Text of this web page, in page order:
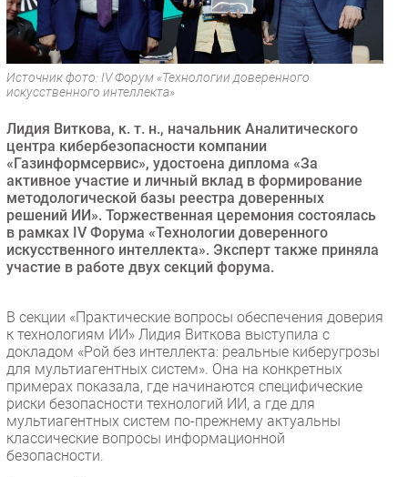
Web
Безопасность
Инновации
CIO/Управление ИТ
Здоровье
РАЗДЕЛЫ
Новости
Аналитика
Мероприятия
Проекты
IT класс
Тестовый стенд
Каталог компаний
Источник фото: IV Форум «Технологии доверенного
искусственного интеллекта»
Лидия Виткова, к. т. н., начальник Аналитического
центра кибербезопасности компании
«Газинформсервис», удостоена диплома «За
активное участие и личный вклад в формирование
методологической базы реестра доверенных
решений ИИ». Торжественная церемония состоялась
в рамках IV Форума «Технологии доверенного
искусственного интеллекта». Эксперт также приняла
участие в работе двух секций форума.
В секции «Практические вопросы обеспечения доверия
к технологиям ИИ» Лидия Виткова выступила с
докладом «Рой без интеллекта: реальные киберугрозы
для мультиагентных систем». Она на конкретных
примерах показала, где начинаются специфические
риски безопасности технологий ИИ, а где для
мультиагентных систем по-прежнему актуальны
классические вопросы информационной
безопасности.